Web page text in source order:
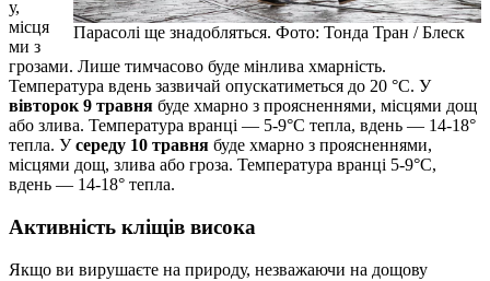
Парасолі ще знадобляться. Фото: Тонда Тран / Блеск
у,
місця
ми з
грозами. Лише тимчасово буде мінлива хмарність.
Температура вдень зазвичай опускатиметься до 20 °C. У
вівторок 9 травня буде хмарно з проясненнями, місцями дощ
або злива. Температура вранці — 5-9°С тепла, вдень — 14-18°
тепла. Усереду 10 травня буде хмарно з проясненнями,
місцями дощ, злива або гроза. Температура вранці 5-9°С,
вдень — 14-18° тепла.
Активність кліщів висока
Якщо ви вирушаєте на природу, незважаючи на дощову